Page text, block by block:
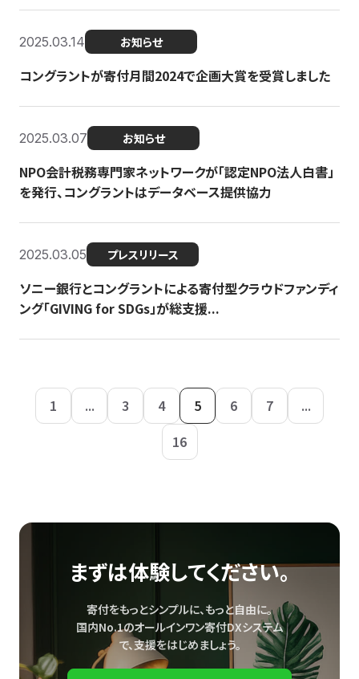
2025.03.14 お知らせ
コングラントが寄付月間2024で企画大賞を受賞しました
2025.03.07 お知らせ
NPO会計税務専門家ネットワークが「認定NPO法人白書」
を発行、コングラントはデータベース提供協力
2025.03.05 プレスリリース
ソニー銀行とコングラントによる寄付型クラウドファンディ
ング「GIVING for SDGs」が総支援...
1 ... 3 4 5 6 7
...
16
まずは体験してください。
寄付をもっとシンプルに、もっと自由に。
国内No.1のオールインワン寄付DXシステム
で、支援をはじめましょう。